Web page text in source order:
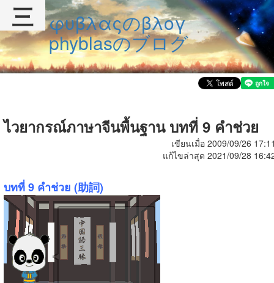
φυβλαςのβλογ
phyblasのブログ
ไวยากรณ์ภาษาจีนพื้นฐาน บทที่ 9 คำช่วย
เขียนเมื่อ 2009/09/26
แก้ไขล่าสุด 2021/09/28
บทที่ 9 คำช่วย (助詞)
三